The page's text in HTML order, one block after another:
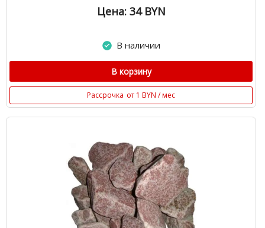
Цена: 34 BYN
В наличии
В корзину
Рассрочка от 1 BYN / мес